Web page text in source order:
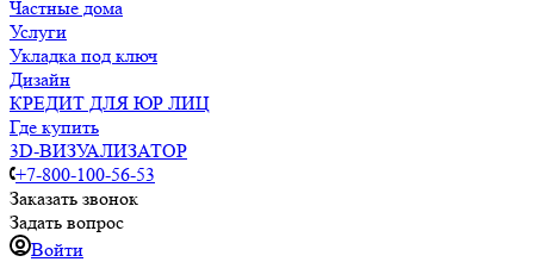
Частные дома
Услуги
Укладка под ключ
Дизайн
КРЕДИТ ДЛЯ ЮР ЛИЦ
Где купить
3D-ВИЗУАЛИЗАТОР
+7-800-100-56-53
Заказать звонок
Задать вопрос
Войти